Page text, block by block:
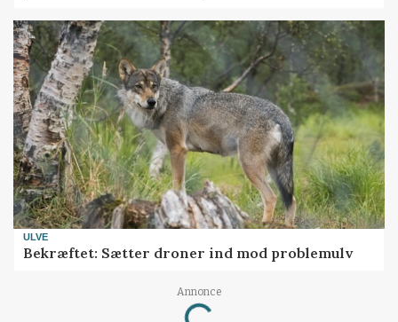
ULVE
Bekræftet: Sætter droner ind mod problemulv
Annonce
Loading...